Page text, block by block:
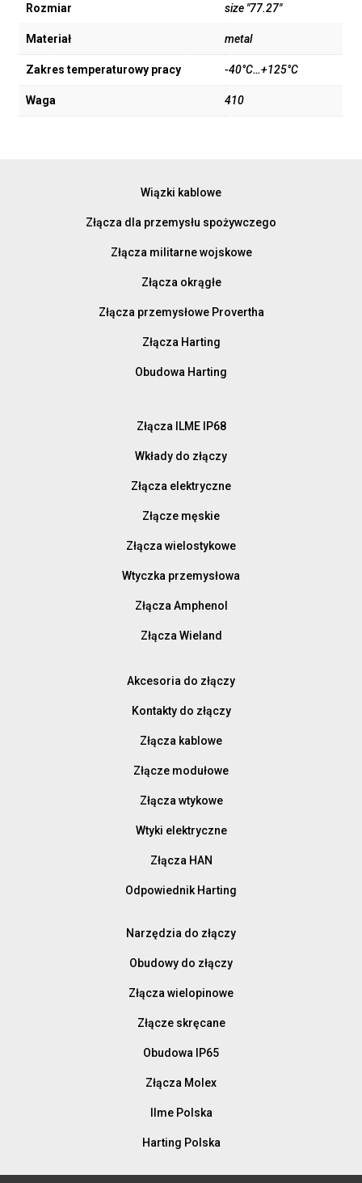
Rozmiar size "77.27"
Materiał metal
Zakres temperaturowy pracy -40°C…+125°C
Waga 410
Wiązki kablowe
Złącza dla przemysłu spożywczego
Złącza militarne wojskowe
Złącza okrągłe
Złącza przemysłowe Provertha
Złącza Harting
Obudowa Harting
Złącza ILME IP68
Wkłady do złączy
Złącza elektryczne
Złącze męskie
Złącza wielostykowe
Wtyczka przemysłowa
Złącza Amphenol
Złącza Wieland
Akcesoria do złączy
Kontakty do złączy
Złącza kablowe
Złącze modułowe
Złącza wtykowe
Wtyki elektryczne
Złącza HAN
Odpowiednik Harting
Narzędzia do złączy
Obudowy do złączy
Złącza wielopinowe
Złącze skręcane
Obudowa IP65
Złącza Molex
Ilme Polska
Harting Polska